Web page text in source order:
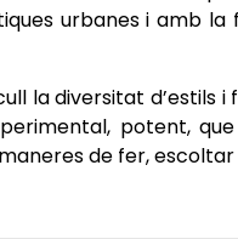
urbanes i amb la
la diversitat d’estils
potent,
de fer,